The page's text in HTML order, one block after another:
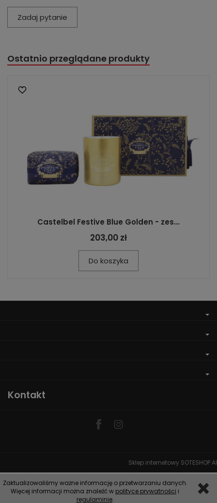
Zadaj pytanie
Ostatnio przeglądane produkty
Castelbel Festive Blue Golden - zes...
203,00 zł
Do koszyka
Kontakt
Sklep internetowy SOTESHOP AI
Zaktualizowaliśmy ważne informację o przetwarzaniu danych.
Więcej informacji można znaleźć w polityce prywatności i
regulaminie.